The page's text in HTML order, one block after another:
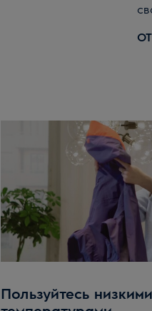
Пользуйтесь низкими